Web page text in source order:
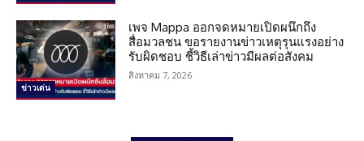
ข่าวเด่น
เพจ Mappa ออกจดหมายเปิดผนึกถึง
สื่อมวลชน ขอรายงานข่าวเหตุรุนแรงอย่าง
รับผิดชอบ ชี้วิธีเล่าข่าวมีผลต่อสังคม
สิงหาคม 7, 2026